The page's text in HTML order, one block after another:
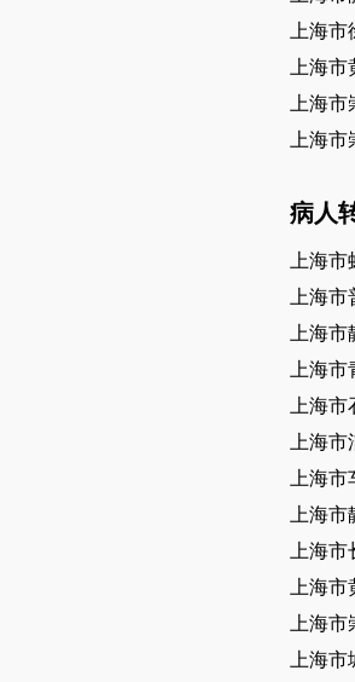
上海
上海
上海
上海
病人
上海
上海
上海
上海
上海
上海
上海
上海
上海
上海
上海
上海